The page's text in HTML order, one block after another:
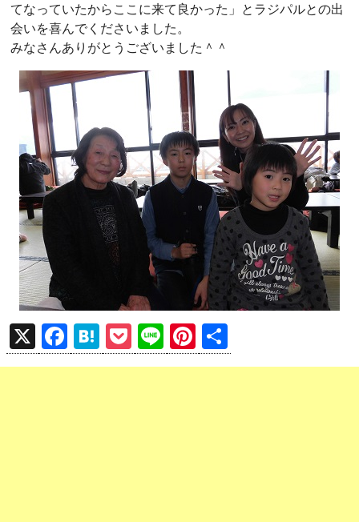
てなっていたからここに来て良かった」とラジパルとの出
会いを喜んでくださいました。
みなさんありがとうございました＾＾
X
F
a
H
at
P
o
Li
n
Pi
nt 有